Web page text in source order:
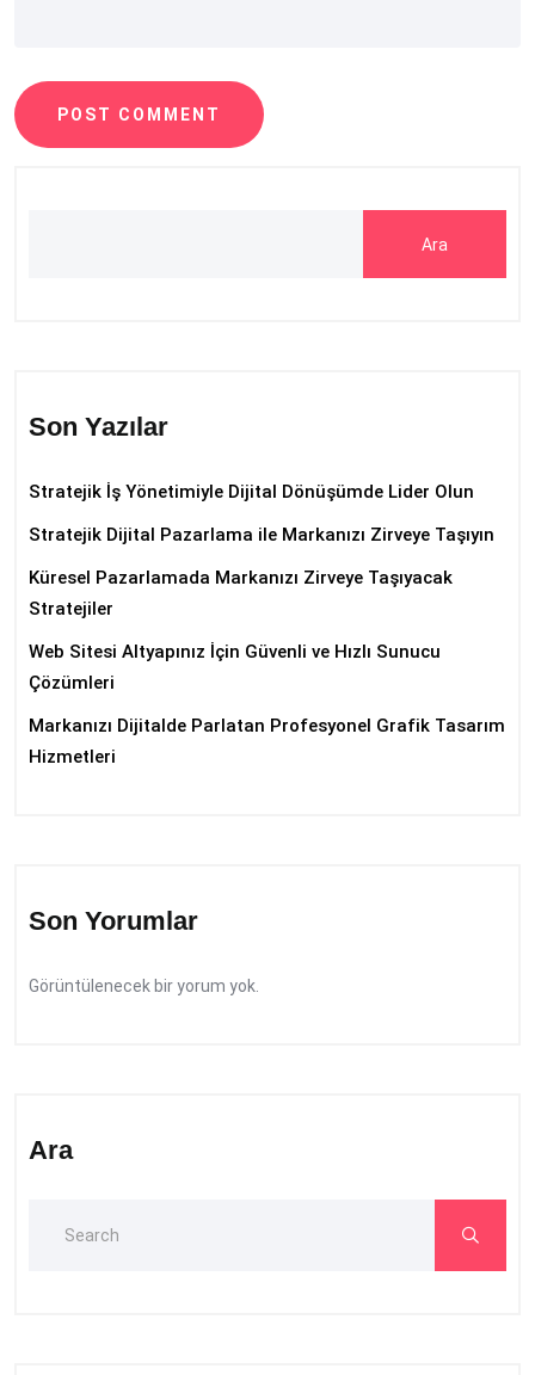
POST COMMENT
Ara
Son Yazılar
Stratejik İş Yönetimiyle Dijital Dönüşümde Lider Olun
Stratejik Dijital Pazarlama ile Markanızı Zirveye Taşıyın
Küresel Pazarlamada Markanızı Zirveye Taşıyacak
Stratejiler
Web Sitesi Altyapınız İçin Güvenli ve Hızlı Sunucu
Çözümleri
Markanızı Dijitalde Parlatan Profesyonel Grafik Tasarım
Hizmetleri
Son Yorumlar
Görüntülenecek bir yorum yok.
Ara